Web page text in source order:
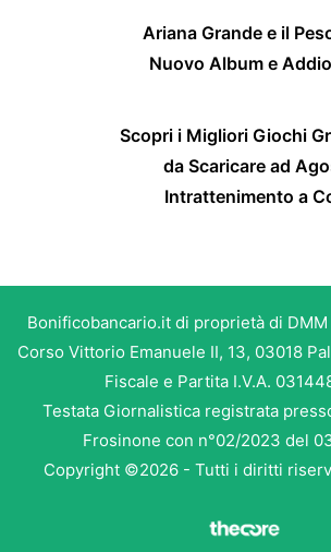
Ariana Grande e il
Nuovo Album e
Scopri i Migliori Giochi
da Scaricare ad
Intrattenimento a
Bonificobancario.it di proprietà di DMM
Corso Vittorio Emanuele II, 13, 03018
Fiscale e Partita I.V.A.
Testata Giornalistica registrata
Frosinone con n°02/2023 del
Copyright ©2026 - Tutti i diritti